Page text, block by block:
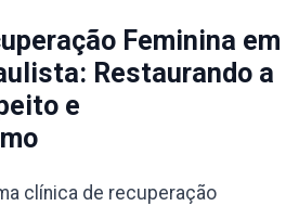
Feminina em
Restaurando a
e
clínica de recuperação